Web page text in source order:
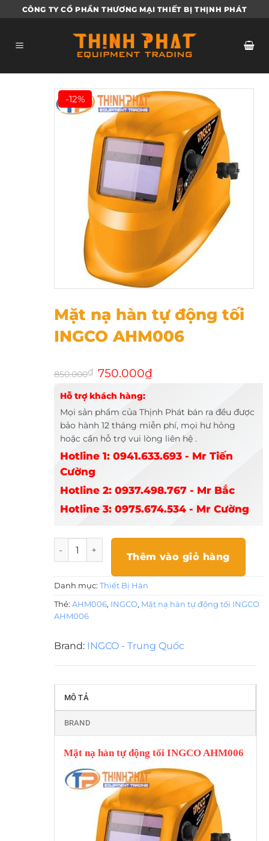
qua
dung
CÔNG TY CỔ PHẦN THƯƠNG MẠI THIẾT BỊ THỊNH PHÁT
-12%
Mặt nạ hàn tự động tối
INGCO AHM006
850.000₫ Giá
gốc
850.000₫.
750.000₫Giá
Hỗ trợ khách hàng:
Mọi sản phẩm của Thịnh Phát bán ra đều được
bảo hành 12 tháng miễn phí, mọi hư hỏng
hoặc cần hỗ trợ vui lòng liên hệ .
Hotline 1: 0941.633.693 - Mr Tiến
Cường
Hotline 2: 0937.498.767 - Mr Bắc
Hotline 3: 0975.674.534 - Mr Cường
Mặt nạ hàn tự động tối INGCO AHM006 số lượng
Thêm vào giỏ hàng
Danh mục: Thiết Bị Hàn
Thẻ: AHM006, INGCO, Mặt nạ hàn tự động tối INGCO
AHM006
Brand: INGCO - Trung Quốc
MÔ TẢ
BRAND
Mặt nạ hàn tự động tối INGCO AHM006